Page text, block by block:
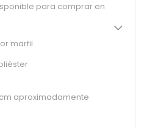
disponible para comprar en
marfil
aproximadamente